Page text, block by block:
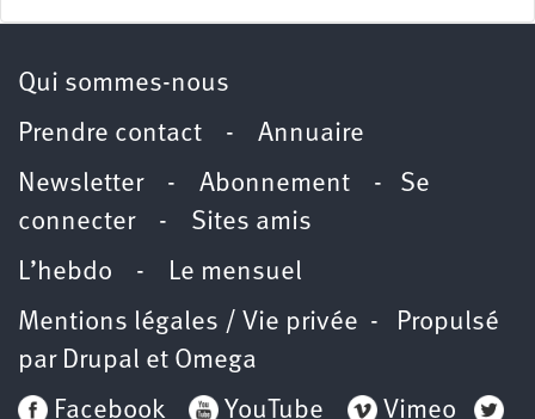
Qui sommes-nous
Prendre contact - Annuaire
Newsletter - Abonnement - Se
connecter- Sites amis
L’hebdo - Le mensuel
Mentions légales / Vie privée - Propulsé
par Drupal et Omega
Facebook
YouTube Vimeo